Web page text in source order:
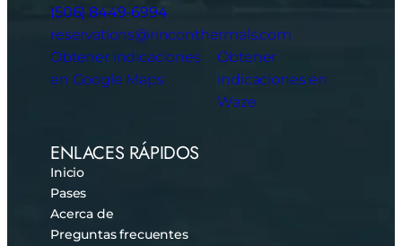
(506) 8449-6994
reservations@rinconthermals.com
Obtener indicaciones
en Google Maps
Obtener
indicaciones en
Waze
ENLACES RÁPIDOS
Inicio
Pases
Acerca de
Preguntas frecuentes